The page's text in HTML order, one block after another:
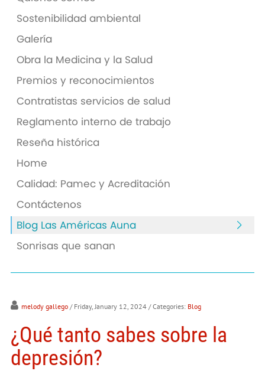
Sostenibilidad ambiental
Galería
Obra la Medicina y la Salud
Premios y reconocimientos
Contratistas servicios de salud
Reglamento interno de trabajo
Reseña histórica
Home
Calidad: Pamec y Acreditación
Contáctenos
Blog Las Américas Auna
Sonrisas que sanan
melody gallego / Friday, January 12, 2024 / Categories: Blog
¿Qué tanto sabes sobre la
depresión?